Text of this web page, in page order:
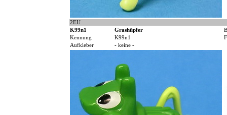
2EU
K99n1
Grashüpfer
Kennung
K99n1
Aufkleber
- keine -